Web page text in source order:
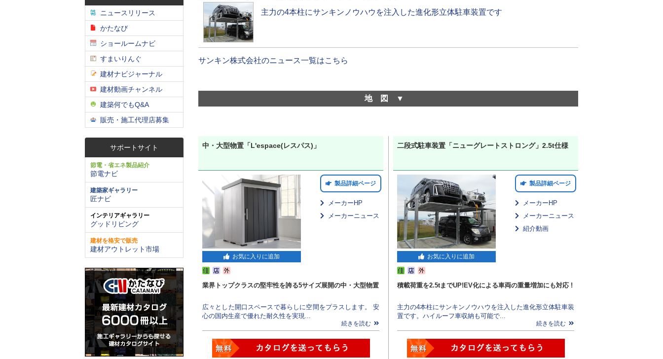
ニュースリリース
かたなび
ショールームナビ
すまいりんぐ
建材ナビジャーナル
建材動画チャンネル
建築何でもQ&A
販売・施工代理店募集
サポートサイト
節電・省エネ製品紹介
節電ナビ
建築家ギャラリー
匠ナビ
インテリアギャラリー
グッドリビング
建材を格安で販売
建材アウトレット市場
主力の4本柱にサンキンノウハウを注入した進化形立体駐車装置です
サンキン株式会社のニュース一覧はこちら
地図
中・大型物置「L'espace(レスパス)」
お気に入りに追加
製品詳細ページ
メーカーHP
メーカーニュース
業界トップクラスの堅牢性を誇る5サイズ展開の中・大型物置
広々とした開口スペースで暮らしに空間をプラスします。 安
心の国内生産で優れた耐久性を実現...
続きを読む
二段式駐車装置「ニューグレートストロング」2.5t仕様
お気に入りに追加
製品詳細ページ
メーカーHP
メーカーニュース
紹介動画
積載荷重を2.5tまでUP!EV化による車両の重量増加にも対応 !
主力の4本柱にサンキンノウハウを注入した進化形立体駐車装
置です。ハイルーフ車収納も可能で...
続きを読む